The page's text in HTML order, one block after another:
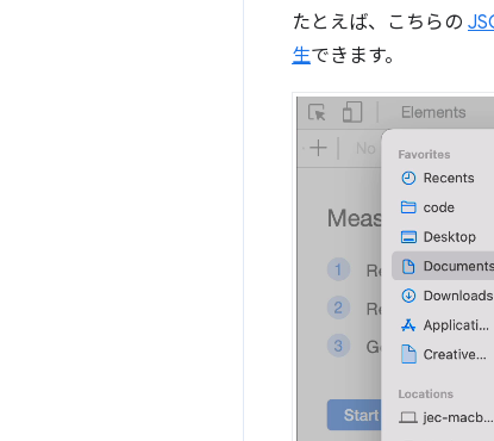
たとえば、こちらの
生できます。